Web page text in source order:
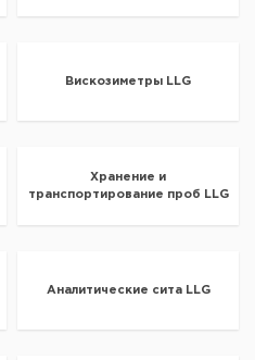
Вискозиметры LLG
Хранение и
транспортирование проб LLG
Аналитические сита LLG